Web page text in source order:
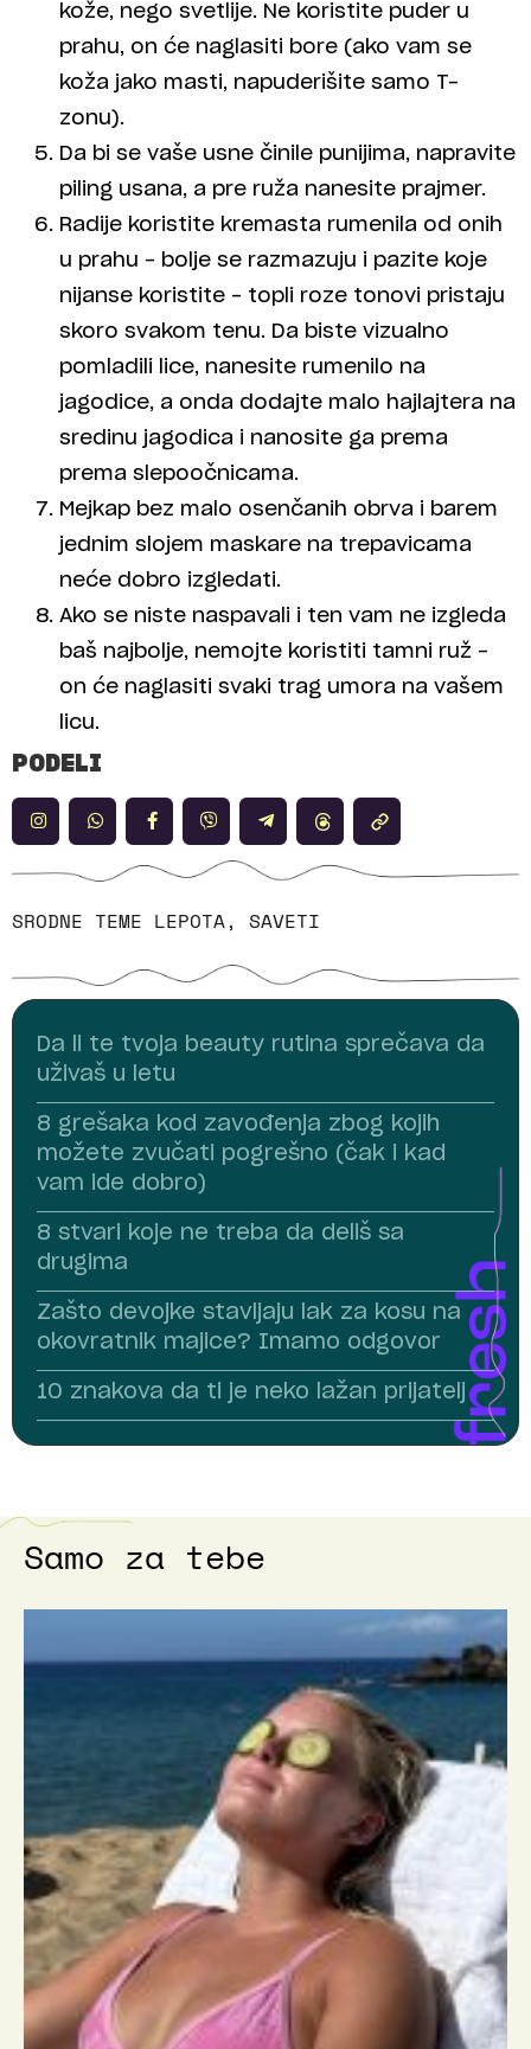
kože, nego svetlije. Ne koristite puder u
prahu, on će naglasiti bore (ako vam se
koža jako masti, napuderišite samo T-
zonu).
Da bi se vaše usne činile punijima, napravite
piling usana, a pre ruža nanesite prajmer.
Radije koristite kremasta rumenila od onih
u prahu – bolje se razmazuju i pazite koje
nijanse koristite – topli roze tonovi pristaju
skoro svakom tenu. Da biste vizualno
pomladili lice, nanesite rumenilo na
jagodice, a onda dodajte malo hajlajtera na
sredinu jagodica i nanosite ga prema
prema slepoočnicama.
Mejkap bez malo osenčanih obrva i barem
jednim slojem maskare na trepavicama
neće dobro izgledati.
Ako se niste naspavali i ten vam ne izgleda
baš najbolje, nemojte koristiti tamni ruž –
on će naglasiti svaki trag umora na vašem
licu.
PODELI
SRODNE TEME LEPOTA, SAVETI
Da li te tvoja beauty rutina sprečava da
uživaš u letu
8 grešaka kod zavođenja zbog kojih
možete zvučati pogrešno (čak i kad
vam ide dobro)
8 stvari koje ne treba da deliš sa
drugima
Zašto devojke stavljaju lak za kosu na
okovratnik majice? Imamo odgovor
10 znakova da ti je neko lažan prijatelj
Samo za tebe